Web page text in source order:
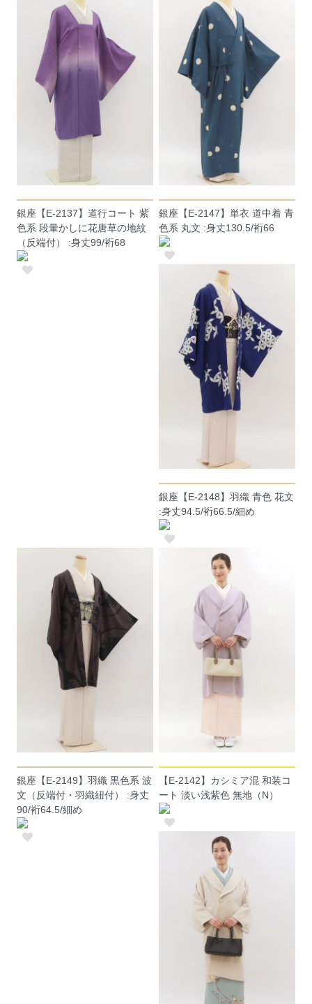
銀座【E-2137】道行コート 紫
色系 段暈かしに花唐草の地紋
（反端付） :身丈99/裄68
銀座【E-2147】単衣 道中着 青
色系 丸文 :身丈130.5/裄66
銀座【E-2148】羽織 青色 花文
:身丈94.5/裄66.5/細め
銀座【E-2149】羽織 黒色系 波
文（反端付・羽織紐付） :身丈
90/裄64.5/細め
【E-2142】カシミア混 和装コ
ート 淡い浅紫色 無地（N）